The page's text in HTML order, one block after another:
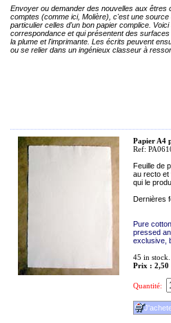
Envoyer ou demander des nouvelles aux
comptes (comme ici, Molière), c'est une
particulier celles d'un bon papier complice.
correspondance et qui présentent des
la plume et l'imprimante. Les écrits peuvent
ou se relier dans un ingénieux classeur à
Papier A4
Ref:
Feuille de
au recto et
qui le
Dernières
Pure
pressed
exclusive,
45 in stock.
Prix : 2,50
Quantité: